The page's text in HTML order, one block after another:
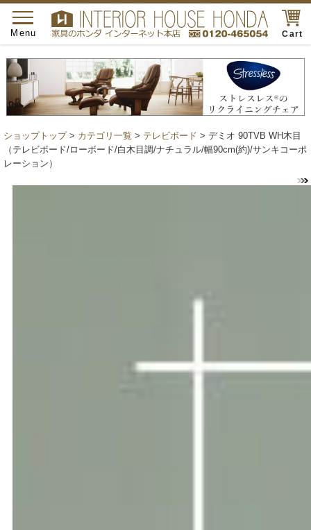
Cart
toggle
navigation
Menu
ショップトップ> カテゴリ一覧 > テレビボード > デミオ 90TVB WH木目
（テレビボード/ローボード/白木目調/ナチュラル/幅90cm(約)/サンキコーポ
レーション）